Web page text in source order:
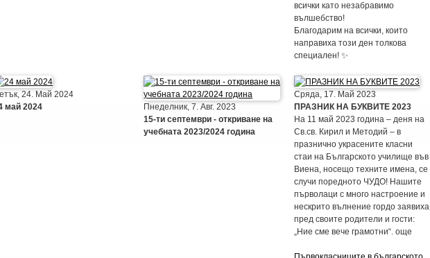
всички като незабравимо
вълшебство!
Благодарим на всички, които
направиха този ден толкова
специален! ✨
24. Май 2024
май 2024
Пнеделник, 7. Авг. 2023
15-ти септември - откриване на
учебната 2023/2024 година
Сряда, 17. Май 2023
ПРАЗНИК НА БУКВИТЕ 2023
На 11 май 2023 година – деня на
Св.св. Кирил и Методий – в
празнично украсените класни
стаи на Българското училище във
Виена, носещо техните имена, се
случи поредното ЧУДО! Нашите
първолаци с много настроение и
нескрито вълнение гордо заявиха
пред своите родители и гости:
„Ние сме вече грамотни“. още